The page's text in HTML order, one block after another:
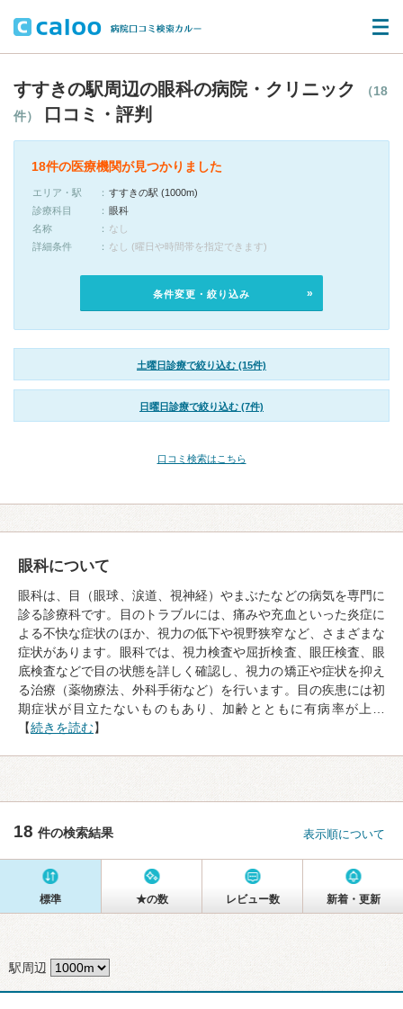
すすきの駅周辺の眼科の病院・クリニック
（18
件）
口コミ・評判
18件の医療機関が見つかりました
エリア・駅
すすきの駅 (1000m)
診療科目
眼科
名称
なし
詳細条件
なし (曜日や時間帯を指定できます)
条件変更・絞り込み
土曜日診療で絞り込む (15件)
日曜日診療で絞り込む (7件)
口コミ検索はこちら
眼科について
眼科は、目（眼球、涙道、視神経）やまぶたなどの病気を専門に
診る診療科です。目のトラブルには、痛みや充血といった炎症に
よる不快な症状のほか、視力の低下や視野狭窄など、さまざまな
症状があります。眼科では、視力検査や屈折検査、眼圧検査、眼
底検査などで目の状態を詳しく確認し、視力の矯正や症状を抑え
る治療（薬物療法、外科手術など）を行います。目の疾患には初
期症状が目立たないものもあり、加齢とともに有病率が上…
【続きを読む】
18 件の検索結果 表示順について
標準 ★の数 レビュー数 新着・更新
駅周辺